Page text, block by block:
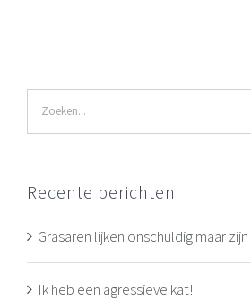
Zoeken
naar:
Recente berichten
Grasaren lijken onschuldig maar
Ik heb een agressieve kat!